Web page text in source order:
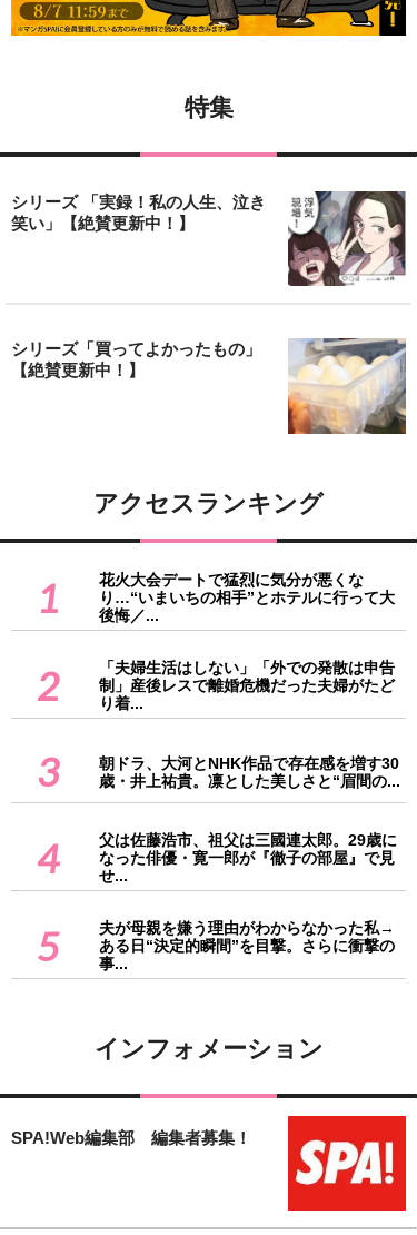
特集
シリーズ 「実録！私の人生、泣き
笑い」【絶賛更新中！】
シリーズ「買ってよかったもの」
【絶賛更新中！】
アクセスランキング
1
花火大会デートで猛烈に気分が悪くな
り…“いまいちの相手”とホテルに行って大
後悔／...
2
「夫婦生活はしない」「外での発散は申告
制」産後レスで離婚危機だった夫婦がたど
り着...
3
朝ドラ、大河とNHK作品で存在感を増す30
歳・井上祐貴。凛とした美しさと“眉間の...
4
父は佐藤浩市、祖父は三國連太郎。29歳に
なった俳優・寛一郎が『徹子の部屋』で見
せ...
5
夫が母親を嫌う理由がわからなかった私→
ある日“決定的瞬間”を目撃。さらに衝撃の
事...
インフォメーション
SPA!Web編集部 編集者募集！